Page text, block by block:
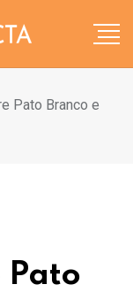
Pato Branco e
Pato